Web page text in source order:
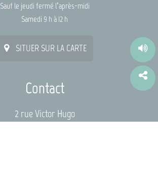
Sauf le jeudi fermé l’après-midi
Samedi 9 h à 12 h
SITUER SUR LA CARTE
Contact
2 rue Victor Hugo